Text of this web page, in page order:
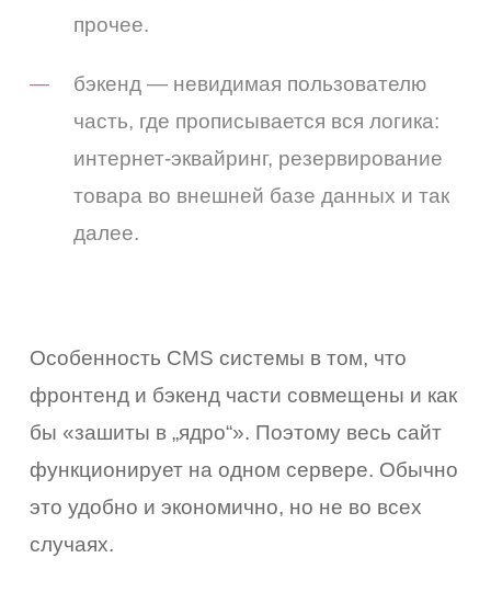
прочее.
бэкенд — невидимая пользователю
часть, где прописывается вся логика:
интернет-эквайринг, резервирование
товара во внешней базе данных и так
далее.
Особенность CMS системы в том, что
фронтенд и бэкенд части совмещены и как
бы «зашиты в „ядро“». Поэтому весь сайт
функционирует на одном сервере. Обычно
это удобно и экономично, но не во всех
случаях.